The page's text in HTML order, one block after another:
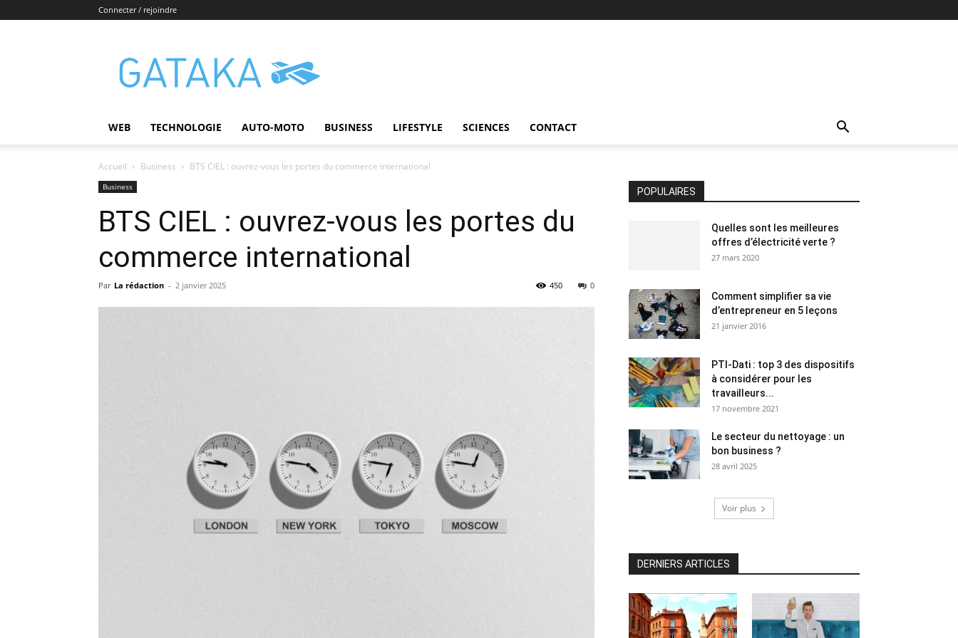
Connecter / rejoindre
WEB TECHNOLOGIE AUTO-MOTO BUSINESS LIFESTYLE SCIENCES CONTACT
Accueil Business BTS CIEL : ouvrez-vous les portes du commerce international
Business
BTS CIEL : ouvrez-vous les portes du
commerce international
Par La rédaction - 2 janvier 2025 0
450
POPULAIRES
Quelles sont les meilleures
offres d’électricité verte ?
27 mars 2020
Comment simplifier sa vie
d’entrepreneur en 5 leçons
21 janvier 2016
PTI-Dati : top 3 des dispositifs
à considérer pour les
travailleurs...
17 novembre 2021
Le secteur du nettoyage : un
bon business ?
28 avril 2025
Voir plus
DERNIERS ARTICLES